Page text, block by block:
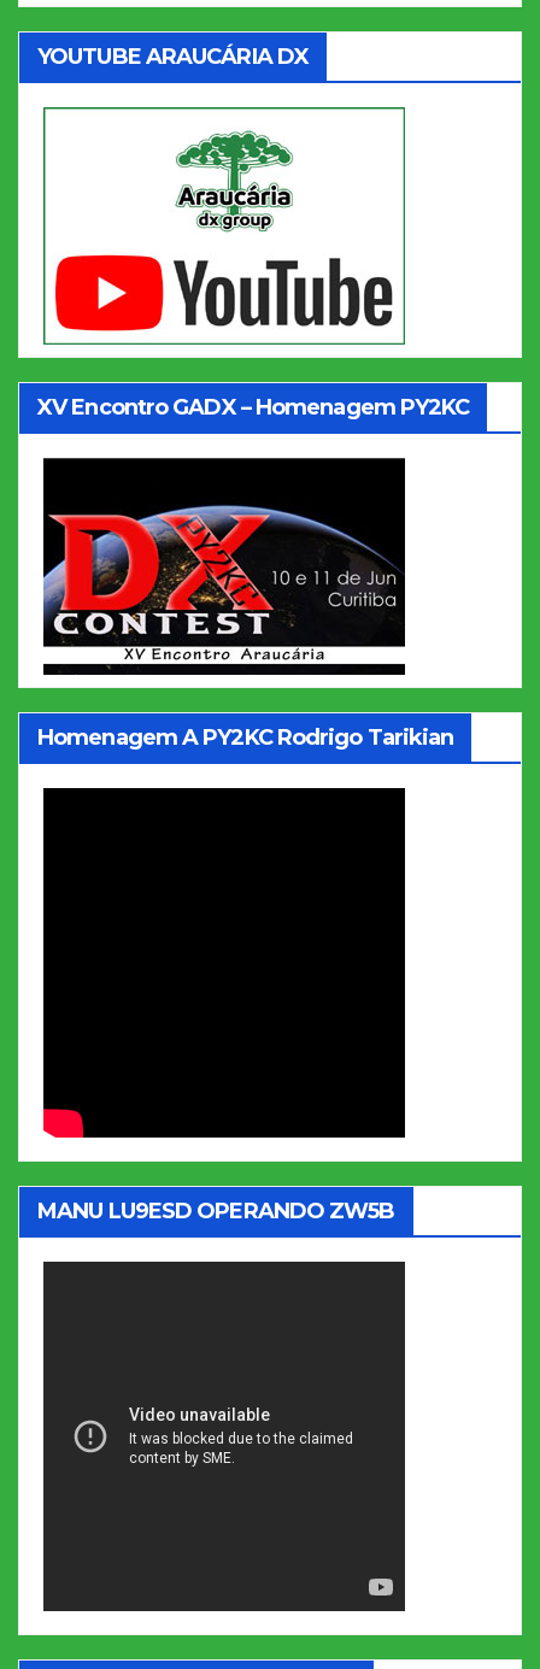
YOUTUBE ARAUCÁRIA DX
XV Encontro GADX – Homenagem PY2KC
Homenagem A PY2KC Rodrigo Tarikian
MANU LU9ESD OPERANDO ZW5B